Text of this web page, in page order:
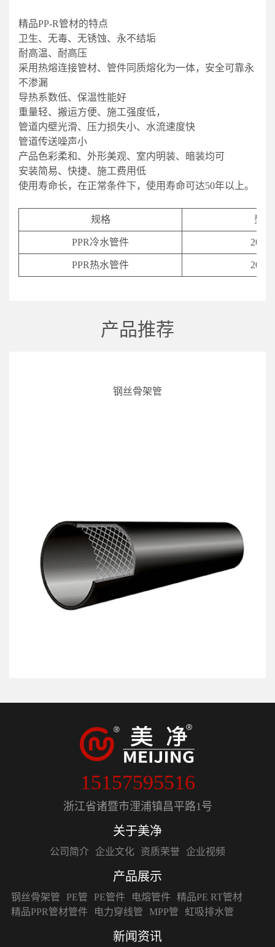
精品PP-R管材的特点
卫生、无毒、无锈蚀、永不结垢
耐高温、耐高压
采用热熔连接管材、管件同质熔化为一体，安全可靠永
不渗漏
导热系数低、保温性能好
重量轻、搬运方便、施工强度低，
管道内壁光滑、压力损失小、水流速度快
管道传送噪声小
产品色彩柔和、外形美观、室内明装、暗装均可
安装简易、快捷、施工费用低
使用寿命长，在正常条件下，使用寿命可达50年以上。
规格 型号
PPR冷水管件 20-
PPR热水管件 20-
产品推荐
钢丝骨架管
15157595516
浙江省诸暨市浬浦镇昌平路1号
关于美净
公司简介 企业文化 资质荣誉 企业视频
产品展示
钢丝骨架管 PE管 PE管件 电熔管件 精品PE RT管材
精品PPR管材管件
电力穿线管 MPP管 虹吸排水管
新闻资讯